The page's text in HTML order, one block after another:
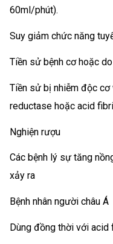
60ml/phút).
Suy giảm chức năng
Tiền sử bệnh cơ hoặc
Tiền sử bị nhiễm độc cơ
reductase hoặc acid
Nghiện rượu
Các bệnh lý sự tăng
xảy ra
Bệnh nhân người châu Á
Dùng đồng thời với acid